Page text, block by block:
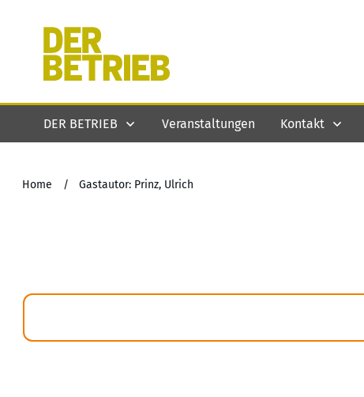
DER BETRIEB Veranstaltungen Kontakt
Home / Gastautor: Prinz, Ulrich